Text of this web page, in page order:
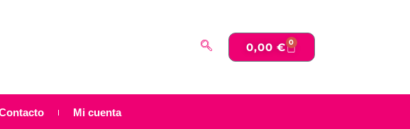
0,00 € 0
Mi cuenta